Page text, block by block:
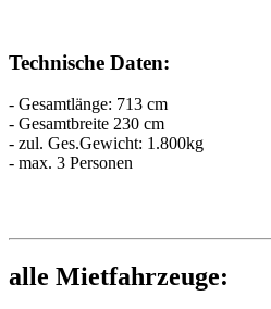
Technische Daten:
- Gesamtlänge: 713 cm
- Gesamtbreite 230 cm
- zul. Ges.Gewicht: 1.800kg
- max. 3 Personen
alle Mietfahrzeuge: